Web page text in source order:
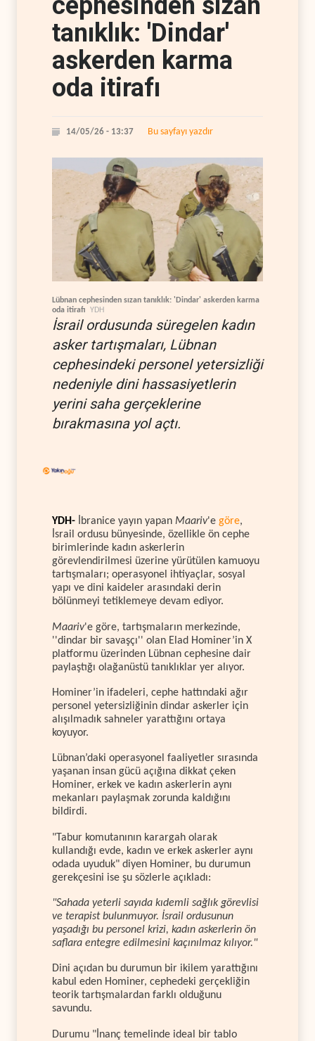
tanıklık: 'Dindar'
askerden karma
oda itirafı
14/05/26 - 13:37 Bu sayfayı yazdır
Lübnan cephesinden sızan tanıklık: 'Dindar' askerden karma
oda itirafı YDH
İsrail ordusunda süregelen kadın
asker tartışmaları, Lübnan
cephesindeki personel yetersizliği
nedeniyle dini hassasiyetlerin
yerini saha gerçeklerine
bırakmasına yol açtı.
YDH- İbranice yayın yapan Maariv'e göre,
İsrail ordusu bünyesinde, özellikle ön cephe
birimlerinde kadın askerlerin
görevlendirilmesi üzerine yürütülen kamuoyu
tartışmaları; operasyonel ihtiyaçlar, sosyal
yapı ve dini kaideler arasındaki derin
bölünmeyi tetiklemeye devam ediyor.
Maariv'e göre, tartışmaların merkezinde,
''dindar bir savaşçı'' olan Elad Hominer’in X
platformu üzerinden Lübnan cephesine dair
paylaştığı olağanüstü tanıklıklar yer alıyor.
Hominer’in ifadeleri, cephe hattındaki ağır
personel yetersizliğinin dindar askerler için
alışılmadık sahneler yarattığını ortaya
koyuyor.
Lübnan’daki operasyonel faaliyetler sırasında
yaşanan insan gücü açığına dikkat çeken
Hominer, erkek ve kadın askerlerin aynı
mekanları paylaşmak zorunda kaldığını
bildirdi.
"Tabur komutanının karargah olarak
kullandığı evde, kadın ve erkek askerler aynı
odada uyuduk" diyen Hominer, bu durumun
gerekçesini ise şu sözlerle açıkladı:
"Sahada yeterli sayıda kıdemli sağlık görevlisi
ve terapist bulunmuyor. İsrail ordusunun
yaşadığı bu personel krizi, kadın askerlerin ön
saflara entegre edilmesini kaçınılmaz kılıyor."
Dini açıdan bu durumun bir ikilem yarattığını
kabul eden Hominer, cephedeki gerçekliğin
teorik tartışmalardan farklı olduğunu
savundu.
Durumu "İnanç temelinde ideal bir tablo